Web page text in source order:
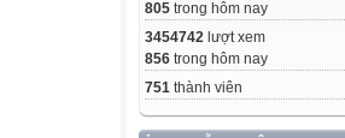
805 trong hôm nay
3454742 lượt xem
856 trong hôm nay
751 thành viên